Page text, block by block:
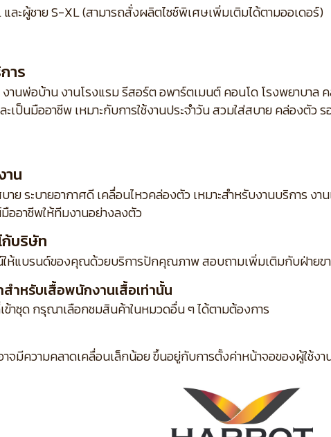
ละผู้ชาย S-XL (สามารถสั่งผลิตไซซ์พิเศษเพิ่มเติมได้ตามออเดอร์)
าร
งานพ่อบ้าน งานโรงแรม รีสอร์ต อพาร์ตเมนต์ คอนโด โรงพยาบา
ะเป็นมืออาชีพ เหมาะกับการใช้งานประจำวัน สวมใส่สบาย คล่องตั
าน
ย ระบายอากาศดี เคลื่อนไหวคล่องตัว เหมาะสำหรับงานบริการ
อาชีพให้ทีมงานอย่างลงตัว
ก้บริษัท
ห้แบรนด์ของคุณด้วยบริการปักคุณภาพ สอบถามเพิ่มเติมกับฝ่ายขา
ำหรับเสื้อพนักงานเสื้อเท่านั้น
าชุด กรุณาเลือกชมสินค้าในหมวดอื่น ๆ ได้ตามต้องการ
จมีความคลาดเคลื่อนเล็กน้อย ขึ้นอยู่กับการตั้งค่าหน้าจอของผู้ใช้งา